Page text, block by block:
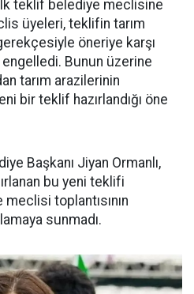
teklif belediye meclisine
üyeleri, teklifin tarım
öneriye karşı
Bunun üzerine
tarım arazilerinin
bir teklif hazırlandığı öne
Başkanı Jiyan Ormanlı,
bu yeni teklifi
toplantısının
sunmadı.